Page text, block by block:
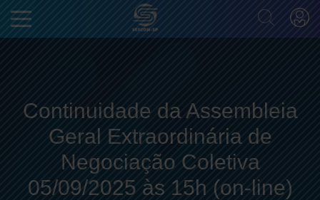
Continuidade da Assembleia
Geral Extraordinária de
Negociação Coletiva
05/09/2025 às 15h (on-line)